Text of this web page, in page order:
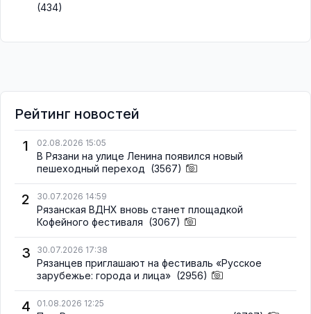
(434)
Рейтинг новостей
1
02.08.2026 15:05
В Рязани на улице Ленина появился новый
пешеходный переход (3567)
2 30.07.2026 14:59
Рязанская ВДНХ вновь станет площадкой
Кофейного фестиваля (3067)
3 30.07.2026 17:38
Рязанцев приглашают на фестиваль «Русское
зарубежье: города и лица» (2956)
4 01.08.2026 12:25